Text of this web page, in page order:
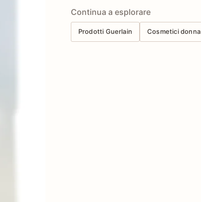
Continua a esplorare
Prodotti Guerlain Cosmetici donna